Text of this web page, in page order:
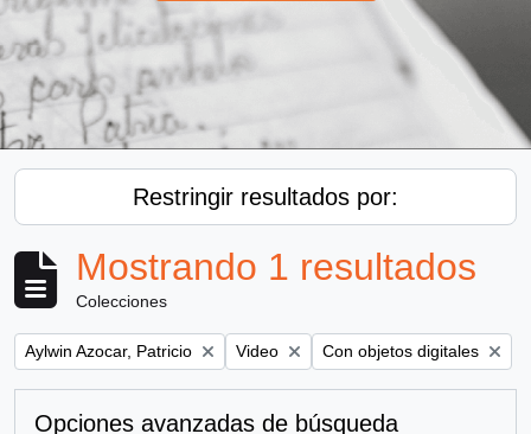
Restringir resultados por:
Mostrando 1 resultados
Colecciones
Remove filter:
Aylwin Azocar, Patricio Remove filter:
Video Remove filter:
Con objetos digitales
Opciones avanzadas de búsqueda